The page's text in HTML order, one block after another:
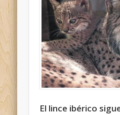
El lince ibérico